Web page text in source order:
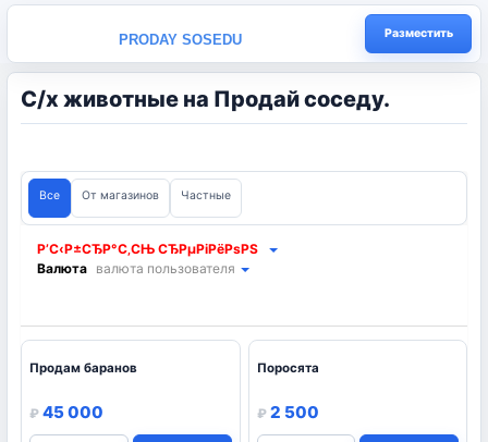
PRODAY SOSEDU Разместить
С/х животные на Продай соседу.
Все От магазинов Частные
Выбрать регион
Валюта валюта пользователя
Продам баранов
45 000
Поросята
2 500